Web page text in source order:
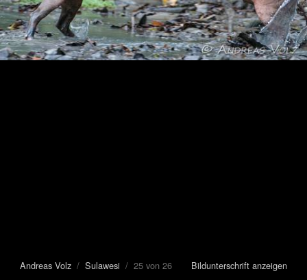
Andreas Volz / Sulawesi / 25 von 26 Bildunterschrift anzeigen